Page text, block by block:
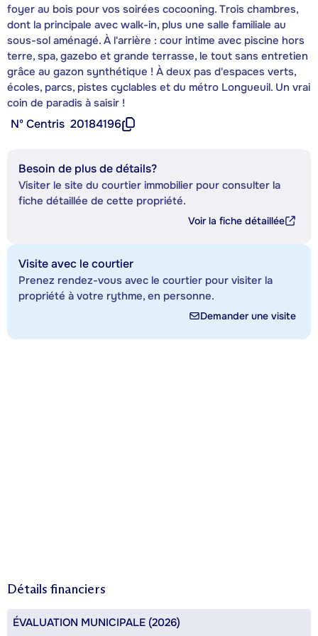
foyer au bois pour vos soirées cocooning. Trois chambres,
dont la principale avec walk-in, plus une salle familiale au
sous-sol aménagé. À l'arrière : cour intime avec piscine hors
terre, spa, gazebo et grande terrasse, le tout sans entretien
grâce au gazon synthétique ! À deux pas d'espaces verts,
écoles, parcs, pistes cyclables et du métro Longueuil. Un vrai
coin de paradis à saisir !
Nº Centris 20184196
Besoin de plus de détails?
Visiter le site du courtier immobilier pour consulter la
fiche détaillée de cette propriété.
Voir la fiche détaillée
Visite avec le courtier
Prenez rendez-vous avec le courtier pour visiter la
propriété à votre rythme, en personne.
Demander une visite
Détails financiers
ÉVALUATION MUNICIPALE (2026)